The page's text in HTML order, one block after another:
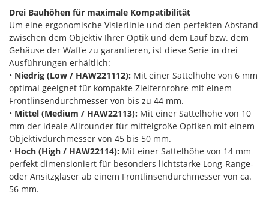
Drei Bauhöhen für maximale Kompatibilität
Um eine ergonomische Visierlinie und den perfekten Abstand
zwischen dem Objektiv Ihrer Optik und dem Lauf bzw. dem
Gehäuse der Waffe zu garantieren, ist diese Serie in drei
Ausführungen erhältlich:
• Niedrig (Low / HAW221112): Mit einer Sattelhöhe von 6 mm
optimal geeignet für kompakte Zielfernrohre mit einem
Frontlinsendurchmesser von bis zu 44 mm.
• Mittel (Medium / HAW22113): Mit einer Sattelhöhe von 10
mm der ideale Allrounder für mittelgroße Optiken mit einem
Objektivdurchmesser von 45 bis 50 mm.
• Hoch (High / HAW22114): Mit einer Sattelhöhe von 14 mm
perfekt dimensioniert für besonders lichtstarke Long-Range-
oder Ansitzgläser ab einem Frontlinsendurchmesser von ca.
56 mm.